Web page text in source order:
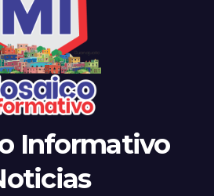
Informativo